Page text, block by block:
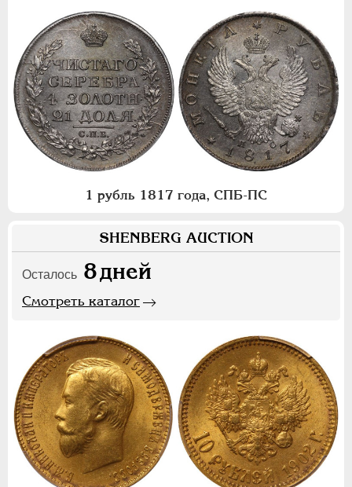
1 рубль 1817 года, СПБ-ПС
SHENBERG AUCTION
Осталось 8дней
Смотреть каталог